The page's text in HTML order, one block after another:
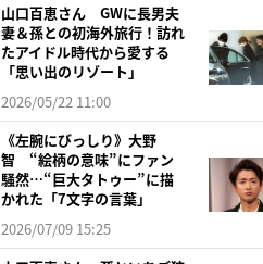
山口百恵さん GWに長男夫
妻＆孫との初海外旅行！訪れ
たアイドル時代から愛する
「思い出のリゾート」
2026/05/22 11:00
《左腕にびっしり》大野
智 “絵柄の意味”にファン
騒然…“巨大タトゥー”に描
かれた「7文字の言葉」
2026/07/09 15:25